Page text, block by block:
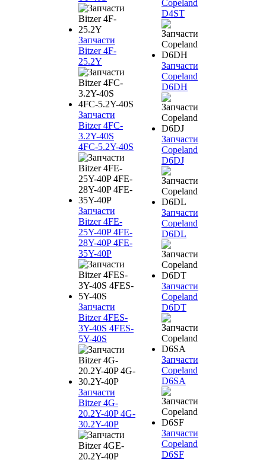
Запчасти
Bitzer 4F-
25.2Y
Запчасти
Bitzer 4FC-
3.2Y-40S
4FC-5.2Y-40S
Запчасти
Bitzer 4FE-
25Y-40P 4FE-
28Y-40P 4FE-
35Y-40P
Запчасти
Bitzer 4FES-
3Y-40S 4FES-
5Y-40S
Запчасти
Bitzer 4G-
20.2Y-40P 4G-
30.2Y-40P
Copeland
D4ST
Запчасти
Copeland
D6DH
Запчасти
Copeland
D6DJ
Запчасти
Copeland
D6DL
Запчасти
Copeland
D6DT
Запчасти
Copeland
D6SA
Запчасти
Copeland
D6SF